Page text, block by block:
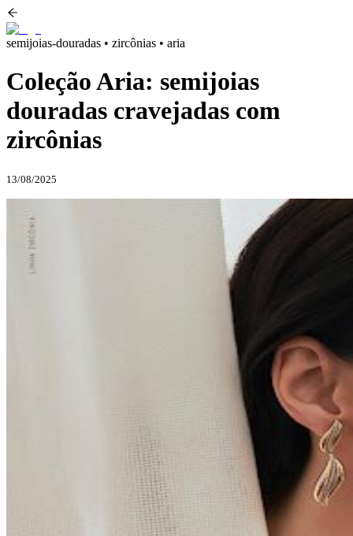
semijoias-douradas • zircônias • aria
Coleção Aria: semijoias
douradas cravejadas com
zircônias
13/08/2025